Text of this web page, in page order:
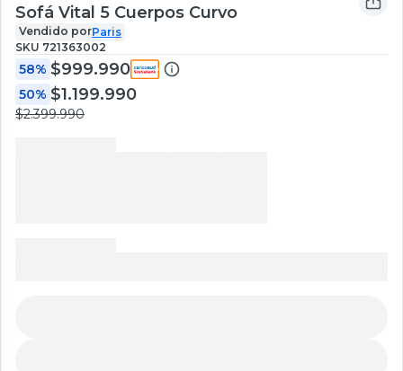
Sofá Vital 5 Cuerpos Curvo
Vendido porParis
SKU 721363002
58% $999.990
50% $1.199.990
$2.399.990